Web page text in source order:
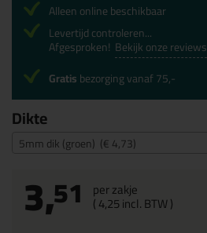
Dikte
5mm dik (groen) (€ 4,73)
3,51 per zakje
(4,25incl. BTW )
Alleen online beschikbaar
Levertijd controleren...
Afgesproken! Bekijk onze reviews
Gratisbezorging vanaf 75,-